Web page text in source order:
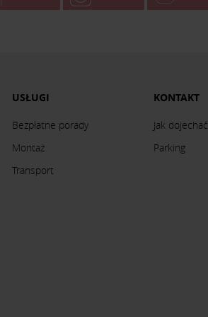
USŁUGI
Bezpłatne porady
Montaż
Transport
KONTAKT
Jak dojechać
Parking